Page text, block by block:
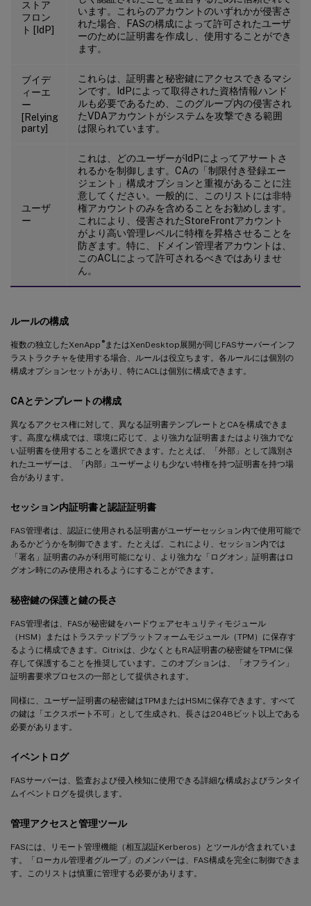
ストア
フロン
ト [IdP]
います。これらのアカウントのいずれかが侵害さ
れた場合、FASの構成によって許可されたユーザ
ーのために証明書を作成し、使用することができ
ます。
ブイデ
ィーエ
ー
[Relying
party]
これらは、証明書と秘密鍵にアクセスできるマシ
ンです。IdPによって取得された資格情報ハンド
ルも必要であるため、このグループ内の侵害され
たVDAアカウントがシステムを攻撃できる範囲
は限られています。
ユーザ
ー
これは、どのユーザーがIdPによってアサートさ
れるかを制御します。CAの「制限付き登録エー
ジェント」構成オプションと重複があることに注
意してください。一般的に、このリストには非特
権アカウントのみを含めることをお勧めします。
これにより、侵害されたStoreFrontアカウント
がより高い管理レベルに特権を昇格させることを
防ぎます。特に、ドメイン管理者アカウントは、
このACLによって許可されるべきではありませ
ん。
ルールの構成
複数の独立したXenApp ®またはXenDesktop展開が同じFASサーバーインフ
ラストラクチャを使用する場合、ルールは役立ちます。各ルールには個別の
構成オプションセットがあり、特にACLは個別に構成できます。
CAとテンプレートの構成
異なるアクセス権に対して、異なる証明書テンプレートとCAを構成できま
す。高度な構成では、環境に応じて、より強力な証明書またはより強力でな
い証明書を使用することを選択できます。たとえば、「外部」として識別さ
れたユーザーは、「内部」ユーザーよりも少ない特権を持つ証明書を持つ場
合があります。
セッション内証明書と認証証明書
FAS管理者は、認証に使用される証明書がユーザーセッション内で使用可能で
あるかどうかを制御できます。たとえば、これにより、セッション内では
「署名」証明書のみが利用可能になり、より強力な「ログオン」証明書はロ
グオン時にのみ使用されるようにすることができます。
秘密鍵の保護と鍵の長さ
FAS管理者は、FASが秘密鍵をハードウェアセキュリティモジュール
（HSM）またはトラステッドプラットフォームモジュール（TPM）に保存す
るように構成できます。Citrixは、少なくともRA証明書の秘密鍵をTPMに保
存して保護することを推奨しています。このオプションは、「オフライン」
証明書要求プロセスの一部として提供されます。
同様に、ユーザー証明書の秘密鍵はTPMまたはHSMに保存できます。すべて
の鍵は「エクスポート不可」として生成され、長さは2048ビット以上である
必要があります。
イベントログ
FASサーバーは、監査および侵入検知に使用できる詳細な構成およびランタイ
ムイベントログを提供します。
管理アクセスと管理ツール
FASには、リモート管理機能（相互認証Kerberos）とツールが含まれていま
す。「ローカル管理者グループ」のメンバーは、FAS構成を完全に制御できま
す。このリストは慎重に管理する必要があります。